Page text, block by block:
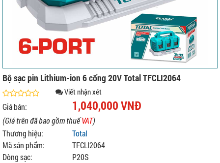
Bộ sạc pin Lithium-ion 6 cổng 20V Total TFCLI2064
Viết nhận xét
Giá bán: 1,040,000 VNĐ
(Giá trên đã bao gồm thuếVAT)
Thương hiệu:
Total
Mã sản phẩm:
TFCLI2064
Dòng sạc:
P20S